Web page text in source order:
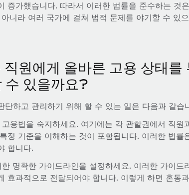
증가했습니다. 따라서 이러한 법률을 준수하는 것
니라 여러 국가에 걸쳐 법적 문제를 야기할 수 있
원에게 올바른 고용 상태를
수 있을까요?
단하고 관리하기 위해 할 수 있는 일은 다음과 같습
용법을 숙지하세요. 여기에는 각 관할권에서 직원
정 기준을 이해하는 것이 포함됩니다. 이러한 법률
합니다.
명확한 가이드라인을 설정하세요. 이러한 가이드
효과적으로 전달되어야 합니다. 이렇게 하면 혼동